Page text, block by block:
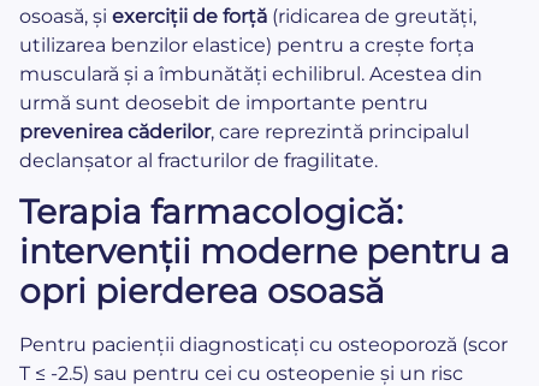
osoasă, și exerciții de forță (ridicarea de greutăți,
utilizarea benzilor elastice) pentru a crește forța
musculară și a îmbunătăți echilibrul. Acestea din
urmă sunt deosebit de importante pentru
prevenirea căderilor, care reprezintă principalul
declanșator al fracturilor de fragilitate.
Terapia farmacologică:
intervenții moderne pentru a
opri pierderea osoasă
Pentru pacienții diagnosticați cu osteoporoză (scor
T ≤ -2.5) sau pentru cei cu osteopenie și un risc